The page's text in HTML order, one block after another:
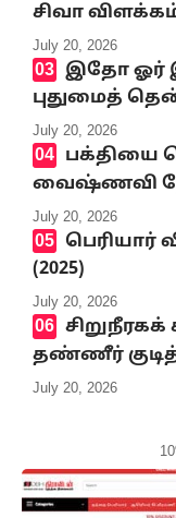
சிவா
July 20, 2026
இதோ ஓர்
புதுமைத்
July 20, 2026
பக்தியை
வைஷ்ணவி
July 20, 2026
பெரியார்
(2025)
July 20, 2026
தண்ணீர்
July 20, 2026